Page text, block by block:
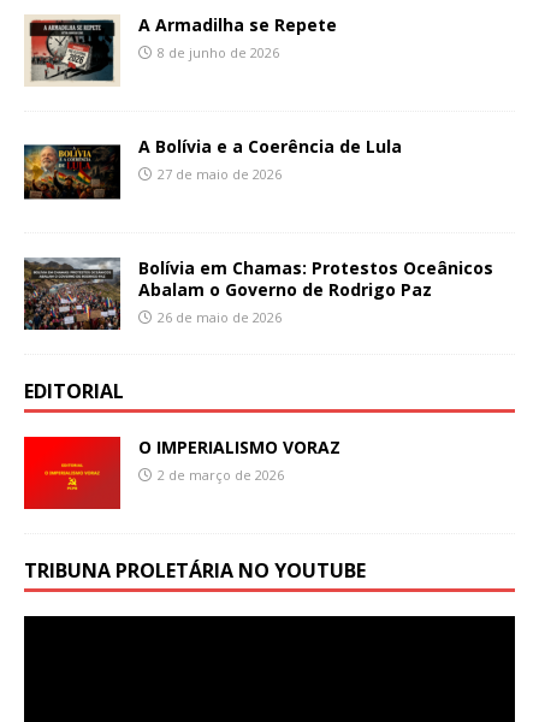
A Armadilha se Repete
8 de junho de 2026
A Bolívia e a Coerência de Lula
27 de maio de 2026
Bolívia em Chamas: Protestos Oceânicos
Abalam o Governo de Rodrigo Paz
26 de maio de 2026
EDITORIAL
O IMPERIALISMO VORAZ
2 de março de 2026
TRIBUNA PROLETÁRIA NO YOUTUBE